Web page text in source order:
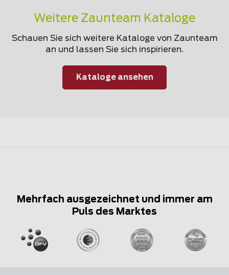
Weitere Zaunteam Kataloge
Schauen Sie sich weitere Kataloge von Zaunteam
an und lassen Sie sich inspirieren.
Kataloge ansehen
Mehrfach ausgezeichnet und immer am
Puls des Marktes